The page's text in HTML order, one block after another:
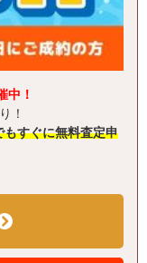
中！
！
もすぐに無料査定申